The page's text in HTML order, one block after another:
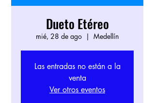
Dueto Etéreo
mié, 28 de ago
  |
Medellín
Las entradas no están a la
venta
Ver otros eventos